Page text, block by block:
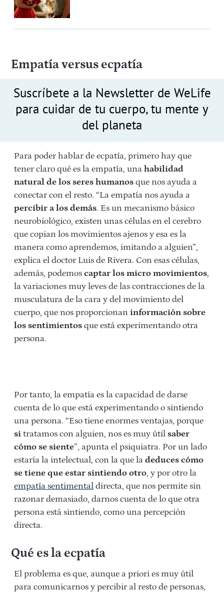
Empatía versus ecpatía
Suscríbete a la Newsletter de WeLife
para cuidar de tu cuerpo, tu mente y
del planeta
Para poder hablar de ecpatía, primero hay que
tener claro qué es la empatía, una habilidad
natural de los seres humanos que nos ayuda a
conectar con el resto. “La empatía nos ayuda a
percibir a los demás. Es un mecanismo básico
neurobiológico, existen unas células en el cerebro
que copian los movimientos ajenos y esa es la
manera como aprendemos, imitando a alguien”,
explica el doctor Luis de Rivera. Con esas células,
además, podemos captar los micro movimientos,
la variaciones muy leves de las contracciones de la
musculatura de la cara y del movimiento del
cuerpo, que nos proporcionan información sobre
los sentimientos que está experimentando otra
persona.
Por tanto, la empatía es la capacidad de darse
cuenta de lo que está experimentando o sintiendo
una persona. “Eso tiene enormes ventajas, porque
si tratamos con alguien, nos es muy útil saber
cómo se siente”, apunta el psiquiatra. Por un lado
estaría la intelectual, con la que la deduces cómo
se tiene que estar sintiendo otro, y por otro la
empatía sentimental directa, que nos permite sin
razonar demasiado, darnos cuenta de lo que otra
persona está sintiendo, como una percepción
directa.
Qué es la ecpatía
El problema es que, aunque a priori es muy útil
para comunicarnos y percibir al resto de personas,